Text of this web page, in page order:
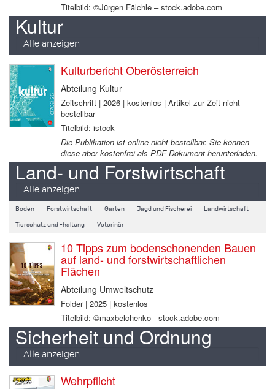
Titelbild: ©Jürgen Fälchle – stock.adobe.com
Kultur
Alle anzeigen
Kulturbericht Oberösterreich
Abteilung Kultur
Zeitschrift | 2026 | kostenlos | Artikel zur Zeit nicht
bestellbar
Titelbild: istock
Die Publikation ist online nicht bestellbar. Sie können
diese aber kostenfrei als PDF-Dokument herunterladen.
Land- und Forstwirtschaft
Alle anzeigen
Boden Forstwirtschaft Garten Jagd und Fischerei Landwirtschaft
Tierschutz und -haltung Veterinär
10 Tipps zum bodenschonenden Bauen
auf land- und forstwirtschaftlichen
Flächen
Abteilung Umweltschutz
Folder | 2025 | kostenlos
Titelbild: ©maxbelchenko - stock.adobe.com
Sicherheit und Ordnung
Alle anzeigen
Wehrpflicht